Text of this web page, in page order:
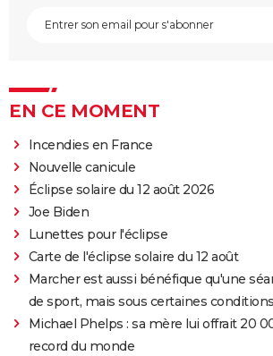
EN CE MOMENT
Incendies en France
Nouvelle canicule
Éclipse solaire du 12 août 2026
Joe Biden
Lunettes pour l'éclipse
Carte de l'éclipse solaire du 12 août
Marcher est aussi bénéfique qu'une
de sport, mais sous certaines conditions
Michael Phelps : sa mère lui offrait 20
record du monde